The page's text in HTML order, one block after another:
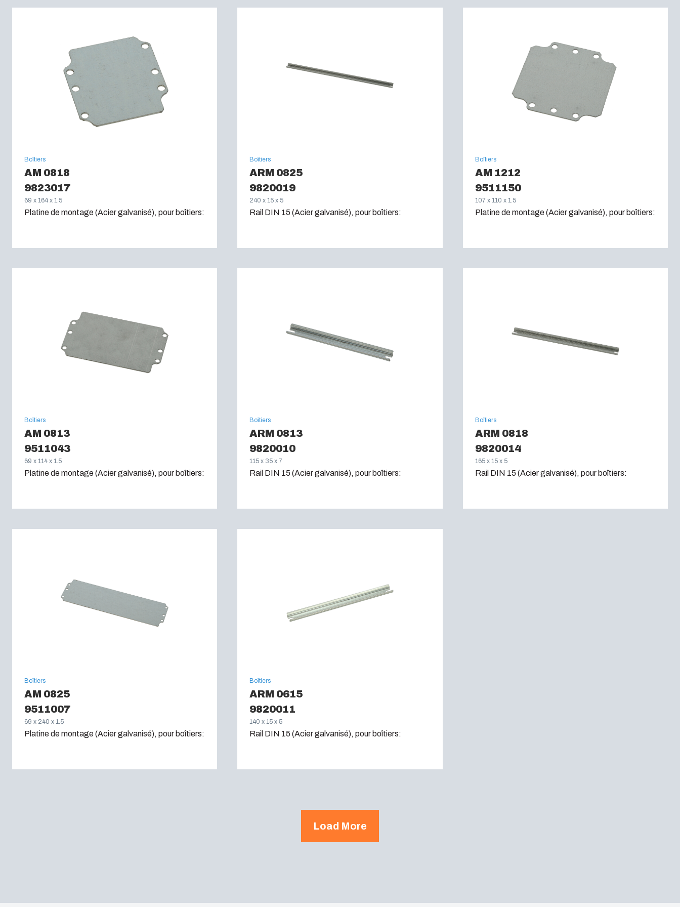
Boîtiers
AM 0818
9823017
69 x 164 x 1.5
Platine de montage (Acier galvanisé), pour boîtiers:
Boîtiers
ARM 0825
9820019
240 x 15 x 5
Rail DIN 15 (Acier galvanisé), pour boîtiers:
Boîtiers
AM 1212
9511150
107 x 110 x 1.5
Platine de montage (Acier galvanisé), pour boîtiers:
Boîtiers
AM 0813
9511043
69 x 114 x 1.5
Platine de montage (Acier galvanisé), pour boîtiers:
Boîtiers
ARM 0813
9820010
115 x 35 x 7
Rail DIN 15 (Acier galvanisé), pour boîtiers:
Boîtiers
ARM 0818
9820014
165 x 15 x 5
Rail DIN 15 (Acier galvanisé), pour boîtiers:
Boîtiers
AM 0825
9511007
69 x 240 x 1.5
Platine de montage (Acier galvanisé), pour boîtiers:
Boîtiers
ARM 0615
9820011
140 x 15 x 5
Rail DIN 15 (Acier galvanisé), pour boîtiers:
Load More